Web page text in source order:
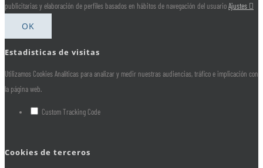
publicitarias y elaboración de perfiles basados en hábitos de navegación del usuarioAjustes
OK
Estadisticas de visitas
Utilizamos Cookies Analíticas para analizar y medir nuestras audiencias, tráfico e implicación con
la página web.
Custom Tracking Code
Cookies de terceros